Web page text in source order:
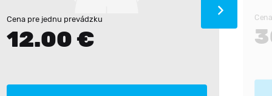
Cena pre jednu prevádzku
12.00 €